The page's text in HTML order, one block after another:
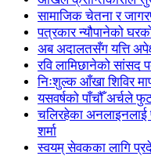
सामाजिक चेतना र
पत्रकार न्यौपानेको घरको
अब अदालतसँग यत्ति
रवि लामिछानेको सांसद
निःशुल्क आँखा शिविर
यसवर्षको पाँचौँ अर्चले
चलिरहेका अनलाइनलाई
शर्मा
स्वयम् सेवकका लागि